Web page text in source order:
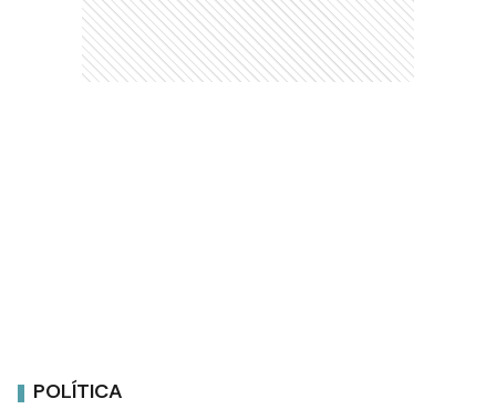
POLÍTICA